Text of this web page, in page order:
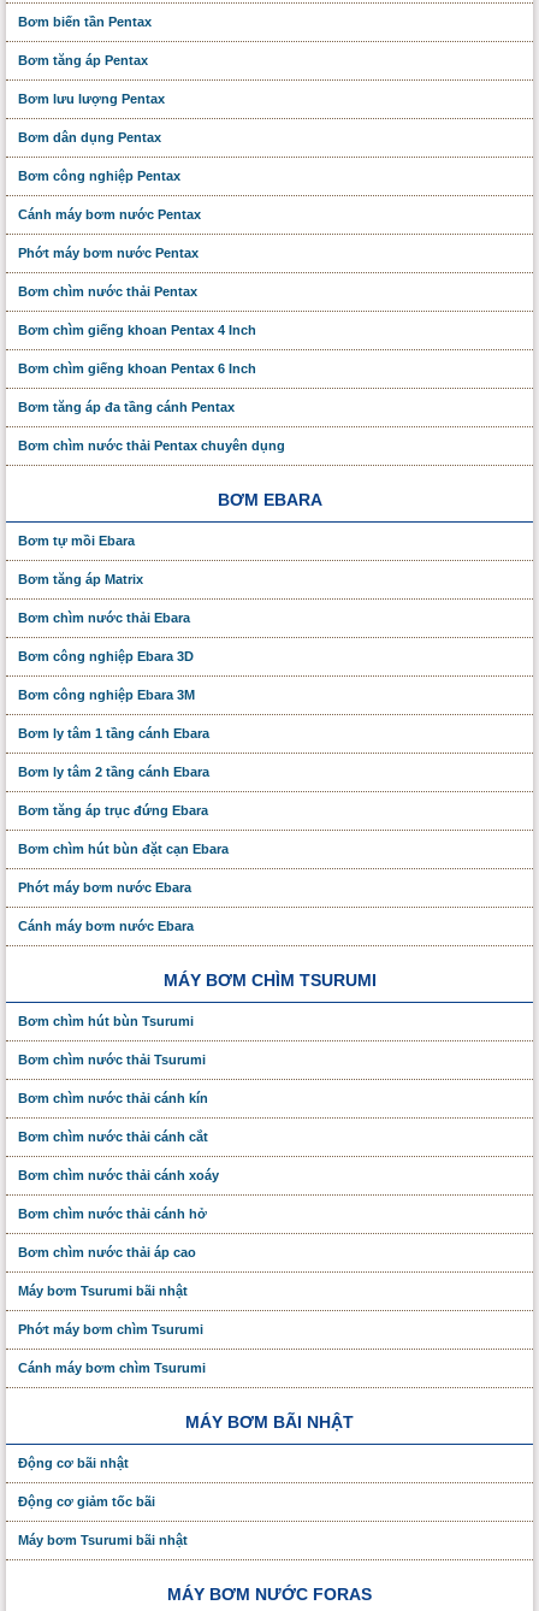
Bơm biến tần Pentax
Bơm tăng áp Pentax
Bơm lưu lượng Pentax
Bơm dân dụng Pentax
Bơm công nghiệp Pentax
Cánh máy bơm nước Pentax
Phớt máy bơm nước Pentax
Bơm chìm nước thải Pentax
Bơm chìm giếng khoan Pentax 4 Inch
Bơm chìm giếng khoan Pentax 6 Inch
Bơm tăng áp đa tầng cánh Pentax
Bơm chìm nước thải Pentax chuyên dụng
BƠM EBARA
Bơm tự mồi Ebara
Bơm tăng áp Matrix
Bơm chìm nước thải Ebara
Bơm công nghiệp Ebara 3D
Bơm công nghiệp Ebara 3M
Bơm ly tâm 1 tầng cánh Ebara
Bơm ly tâm 2 tầng cánh Ebara
Bơm tăng áp trục đứng Ebara
Bơm chìm hút bùn đặt cạn Ebara
Phớt máy bơm nước Ebara
Cánh máy bơm nước Ebara
MÁY BƠM CHÌM TSURUMI
Bơm chìm hút bùn Tsurumi
Bơm chìm nước thải Tsurumi
Bơm chìm nước thải cánh kín
Bơm chìm nước thải cánh cắt
Bơm chìm nước thải cánh xoáy
Bơm chìm nước thải cánh hở
Bơm chìm nước thải áp cao
Máy bơm Tsurumi bãi nhật
Phớt máy bơm chìm Tsurumi
Cánh máy bơm chìm Tsurumi
MÁY BƠM BÃI NHẬT
Động cơ bãi nhật
Động cơ giảm tốc bãi
Máy bơm Tsurumi bãi nhật
MÁY BƠM NƯỚC FORAS